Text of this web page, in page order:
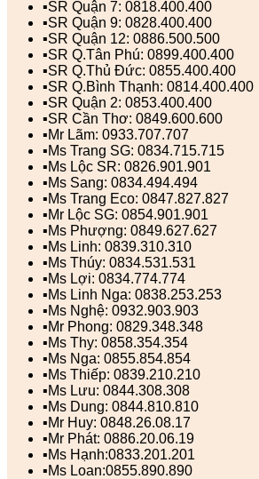
▪️SR Quận 7: 0818.400.400
▪️SR Quận 9: 0828.400.400
▪️SR Quận 12: 0886.500.500
▪️SR Q.Tân Phú: 0899.400.400
▪️SR Q.Thủ Đức: 0855.400.400
▪️SR Q.Bình Thạnh: 0814.400.400
▪️SR Quận 2: 0853.400.400
▪️SR Cần Thơ: 0849.600.600
▪️Mr Lãm: 0933.707.707
▪️Ms Trang SG: 0834.715.715
▪️Ms Lộc SR: 0826.901.901
▪️Ms Sang: 0834.494.494
▪️Ms Trang Eco: 0847.827.827
▪️Mr Lộc SG: 0854.901.901
▪️Ms Phượng: 0849.627.627
▪️Ms Linh: 0839.310.310
▪️Ms Thúy: 0834.531.531
▪️Ms Lợi: 0834.774.774
▪️Ms Linh Nga: 0838.253.253
▪️Ms Nghệ: 0932.903.903
▪️Mr Phong: 0829.348.348
▪️Ms Thy: 0858.354.354
▪️Ms Nga: 0855.854.854
▪️Ms Thiếp: 0839.210.210
▪️Ms Lưu: 0844.308.308
▪️Ms Dung: 0844.810.810
▪️Mr Huy: 0848.26.08.17
▪️Mr Phát: 0886.20.06.19
▪️Ms Hạnh:0833.201.201
▪️Ms Loan:0855.890.890